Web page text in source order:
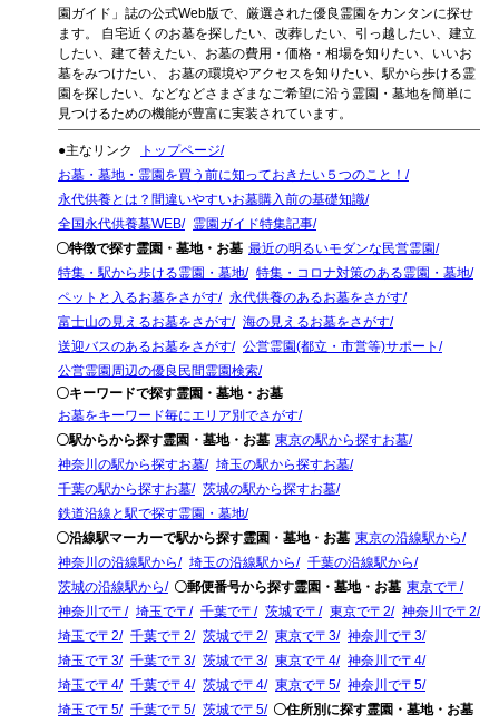
園ガイド」誌の公式Web版で、厳選された優良霊園をカンタンに探せ
ます。 自宅近くのお墓を探したい、改葬したい、引っ越したい、建立
したい、建て替えたい、お墓の費用・価格・相場を知りたい、いいお
墓をみつけたい、 お墓の環境やアクセスを知りたい、駅から歩ける霊
園を探したい、などなどさまざまなご希望に沿う霊園・墓地を簡単に
見つけるための機能が豊富に実装されています。
●主なリンク
トップページ
お墓・墓地・霊園を買う前に知っておきたい５つのこと！
永代供養とは？間違いやすいお墓購入前の基礎知識
全国永代供養墓WEB
霊園ガイド特集記事
〇特徴で探す霊園・墓地・お墓 最近の明るいモダンな民営霊園
特集・駅から歩ける霊園・墓地
特集・コロナ対策のある霊園・墓地
ペットと入るお墓をさがす
永代供養のあるお墓をさがす
富士山の見えるお墓をさがす
海の見えるお墓をさがす
送迎バスのあるお墓をさがす
公営霊園(都立・市営等)サポート
公営霊園周辺の優良民間霊園検索
〇キーワードで探す霊園・墓地・お墓
お墓をキーワード毎にエリア別でさがす
〇駅からから探す霊園・墓地・お墓 東京の駅から探すお墓
神奈川の駅から探すお墓
埼玉の駅から探すお墓
千葉の駅から探すお墓
茨城の駅から探すお墓
鉄道沿線と駅で探す霊園・墓地
〇沿線駅マーカーで駅から探す霊園・墓地・お墓 東京の沿線駅から
神奈川の沿線駅から
埼玉の沿線駅から
千葉の沿線駅から
茨城の沿線駅から
〇郵便番号から探す霊園・墓地・お墓 東京で〒
神奈川で〒
埼玉で〒 千葉で〒 茨城で〒 東京で〒2
神奈川で〒2
埼玉で〒2
千葉で〒2 茨城で〒2 東京で〒3
神奈川で〒3
埼玉で〒3
千葉で〒3 茨城で〒3 東京で〒4
神奈川で〒4
埼玉で〒4
千葉で〒4 茨城で〒4 東京で〒5
神奈川で〒5
埼玉で〒5
千葉で〒5 茨城で〒5
〇住所別に探す霊園・墓地・お墓